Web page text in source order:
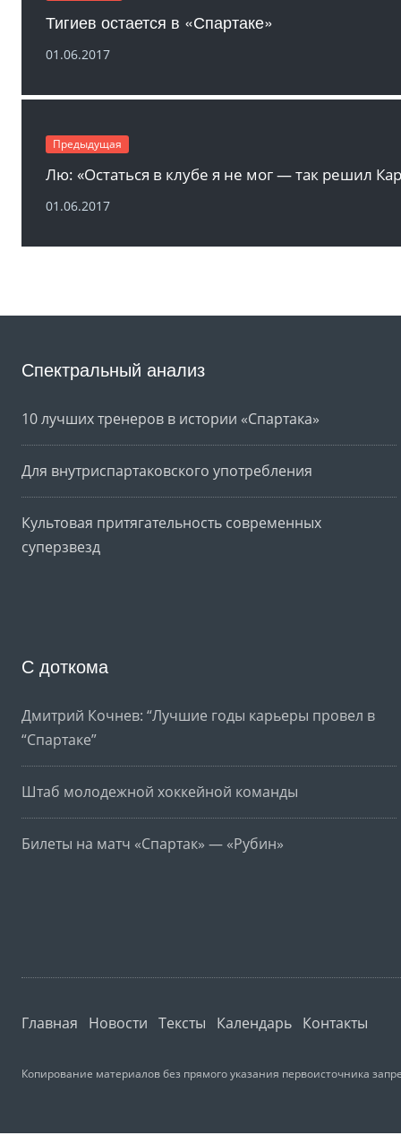
Тигиев остается в «Спартаке»
01.06.2017
Предыдущая
Лю: «Остаться в клубе я не мог — так решил
01.06.2017
Спектральный анализ
10 лучших тренеров в истории «Спартака»
Для внутриспартаковского употребления
Культовая притягательность современных
суперзвезд
С доткома
Дмитрий Кочнев: “Лучшие годы карьеры провел в
“Спартаке”
Штаб молодежной хоккейной команды
Билеты на матч «Спартак» — «Рубин»
Главная Новости Тексты Календарь Контакты
Копирование материалов без прямого указания первоисточника